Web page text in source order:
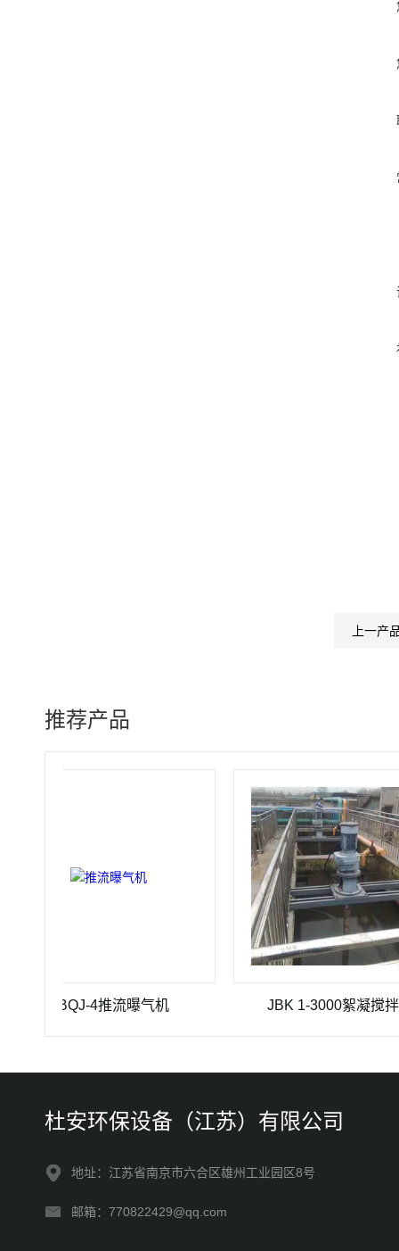
上一产
推荐产品
TBQJ-4推流曝气机 JBK 1-3000絮凝搅拌机
杜安环保设备（江苏）有限公司
地址：江苏省南京市六合区雄州工业园区8号
邮箱：770822429@qq.com